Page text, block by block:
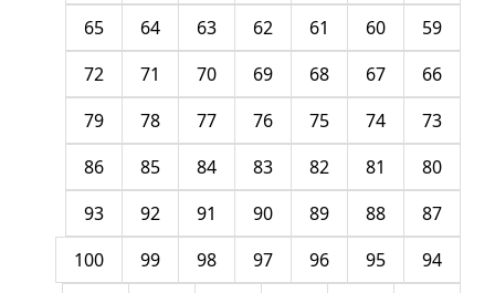
59
60
61
62
63
64
65
66
67
68
69
70
71
72
73
74
75
76
77
78
79
80
81
82
83
84
85
86
87
88
89
90
91
92
93
94
95
96
97
98
99
100